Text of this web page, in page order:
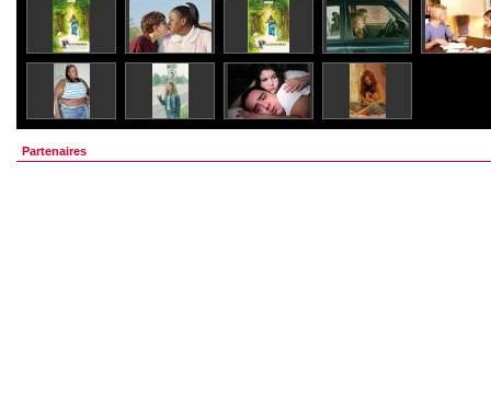
Partenaires